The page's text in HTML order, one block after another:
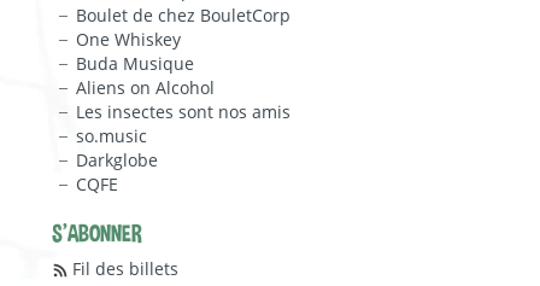
Boulet de chez BouletCorp
One Whiskey
Buda Musique
Aliens on Alcohol
Les insectes sont nos amis
so.music
Darkglobe
CQFE
S'ABONNER
Fil des billets